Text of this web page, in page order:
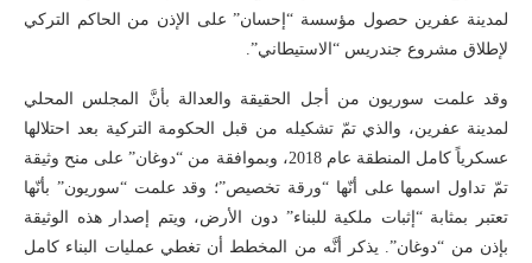
لمدينة عفرين حصول مؤسسة “إحسان” على الإذن من الحاكم التركي
لإطلاق مشروع جندريس “الاستيطاني”.
وقد علمت سوريون من أجل الحقيقة والعدالة بأنَّ المجلس المحلي
لمدينة عفرين، والذي تمّ تشكيله من قبل الحكومة التركية بعد احتلالها
عسكرياً كامل المنطقة عام 2018، وبموافقة من “دوغان” على منح وثيقة
تمّ تداول اسمها على أنّها “ورقة تخصيص”؛ وقد علمت “سوريون” بأنّها
تعتبر بمثابة “إثبات ملكية للبناء” دون الأرض، ويتم إصدار هذه الوثيقة
بإذن من “دوغان”. يذكر أنَّه من المخطط أن تغطي عمليات البناء كامل